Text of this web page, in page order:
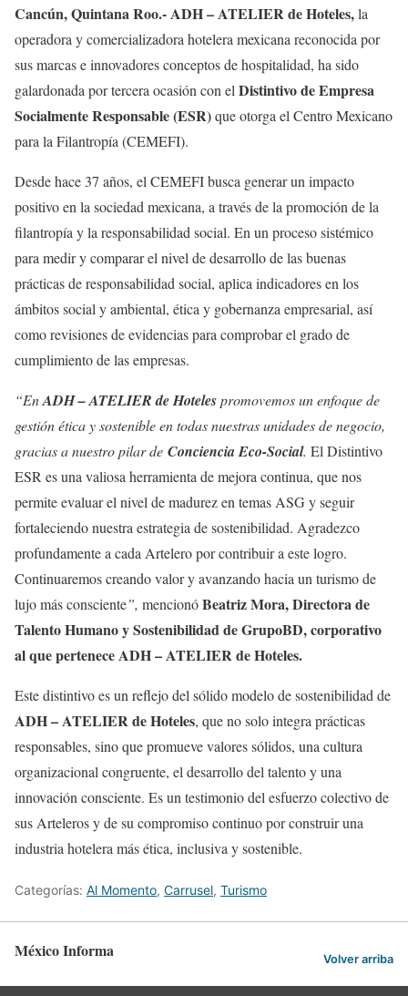
Cancún, Quintana Roo.- ADH – ATELIER de Hoteles,la
operadora y comercializadora hotelera mexicana reconocida por
sus marcas e innovadores conceptos de hospitalidad, ha sido
galardonada por tercera ocasión con el Distintivo de Empresa
Socialmente Responsable (ESR)que otorga el Centro Mexicano
para la Filantropía (CEMEFI).
Desde hace 37 años, el CEMEFI busca generar un impacto
positivo en la sociedad mexicana, a través de la promoción de la
filantropía y la responsabilidad social. En un proceso sistémico
para medir y comparar el nivel de desarrollo de las buenas
prácticas de responsabilidad social, aplica indicadores en los
ámbitos social y ambiental, ética y gobernanza empresarial, así
como revisiones de evidencias para comprobar el grado de
cumplimiento de las empresas.
“EnADH – ATELIER de Hotelespromovemos un enfoque de
gestión ética y sostenible en todas nuestras unidades de negocio,
gracias a nuestro pilar de Conciencia Eco-Social. El Distintivo
ESR es una valiosa herramienta de mejora continua, que nos
permite evaluar el nivel de madurez en temas ASG y seguir
fortaleciendo nuestra estrategia de sostenibilidad. Agradezco
profundamente a cada Artelero por contribuir a este logro.
Continuaremos creando valor y avanzando hacia un turismo de
lujo más consciente”, mencionóBeatriz Mora, Directora de
Talento Humano y Sostenibilidad de GrupoBD, corporativo
al que pertenece ADH – ATELIER de Hoteles.
Este distintivo es un reflejo del sólido modelo de sostenibilidad de
ADH –ATELIER de Hoteles, que no solo integra prácticas
responsables, sino que promueve valores sólidos, una cultura
organizacional congruente, el desarrollo del talento y una
innovación consciente. Es un testimonio del esfuerzo colectivo de
sus Arteleros y de su compromiso continuo por construir una
industria hotelera más ética, inclusiva y sostenible.
Categorías: Al Momento, Carrusel, Turismo
México Informa Volver arriba